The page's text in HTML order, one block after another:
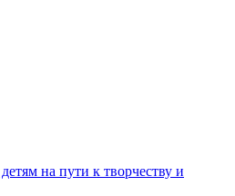
на пути к творчеству и